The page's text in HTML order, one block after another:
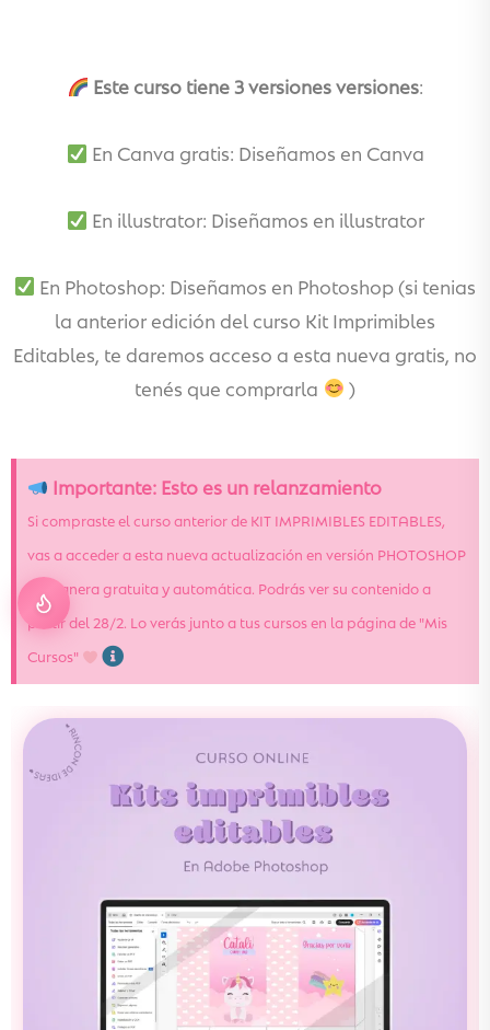
Este curso tiene 3 versiones versiones:
En Canva gratis: Diseñamos en Canva
En illustrator: Diseñamos en illustrator
En Photoshop: Diseñamos en Photoshop (si tenias
la anterior edición del curso Kit Imprimibles
Editables, te daremos acceso a esta nueva gratis, no
tenés que comprarla
)
Importante: Esto es un relanzamiento
Si compraste el curso anterior de KIT IMPRIMIBLES EDITABLES,
vas a acceder a esta nueva actualización en versión PHOTOSHOP
de manera gratuita y automática. Podrás ver su contenido a
partir del 28/2. Lo verás junto a tus cursos en la página de "Mis
Cursos"